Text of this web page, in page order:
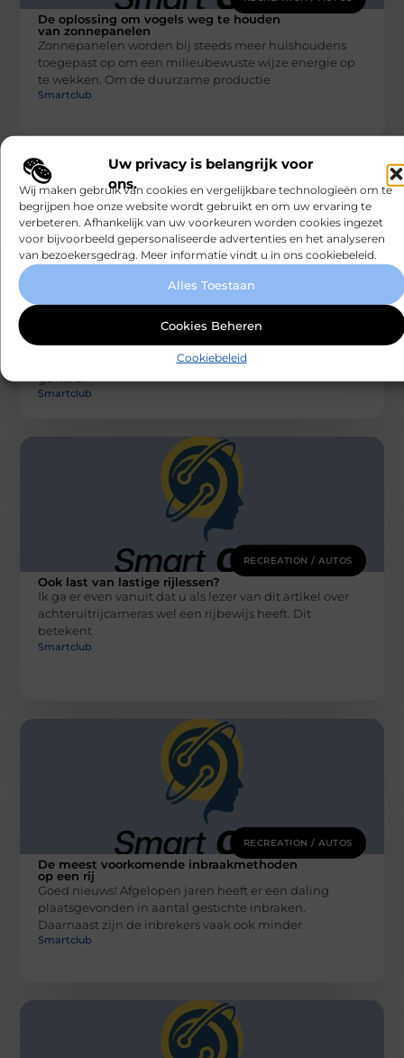
Uw privacy is belangrijk voor
ons.
Wij maken gebruik van cookies en vergelijkbare technologieën om te
begrijpen hoe onze website wordt gebruikt en om uw ervaring te
verbeteren. Afhankelijk van uw voorkeuren worden cookies ingezet
voor bijvoorbeeld gepersonaliseerde advertenties en het analyseren
van bezoekersgedrag. Meer informatie vindt u in ons cookiebeleid.
Alles Toestaan
Cookies Beheren
Cookiebeleid
De oplossing om vogels weg te houden
van zonnepanelen
Zonnepanelen worden bij steeds meer huishoudens
toegepast op om een milieubewuste wijze energie op
te wekken. Om de duurzame productie
Smartclub
Nu het eindelijk weer mag, wordt er (uiteraard) volop
gefeest. Studenten hervatten hun wekelijkse
feestweekenden en verjaardagen worden uitgebreider
gevierd
Smartclub
RECREATION / AUTOS
Ook last van lastige rijlessen?
Ik ga er even vanuit dat u als lezer van dit artikel over
achteruitrijcameras wel een rijbewijs heeft. Dit
betekent
Smartclub
RECREATION / AUTOS
De meest voorkomende inbraakmethoden
op een rij
Goed nieuws! Afgelopen jaren heeft er een daling
plaatsgevonden in aantal gestichte inbraken.
Daarnaast zijn de inbrekers vaak ook minder
Smartclub